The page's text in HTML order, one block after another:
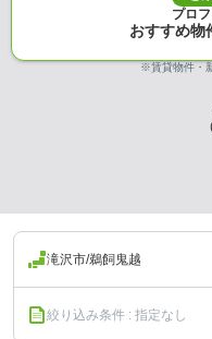
プロ
おすすめ物
※賃貸物件・
滝沢市/鵜飼鬼越
絞り込み条件 : 指定なし